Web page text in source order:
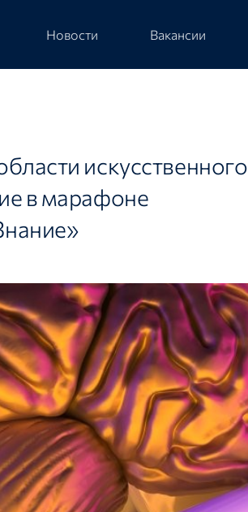
Новости Вакансии
искусственного
в марафоне